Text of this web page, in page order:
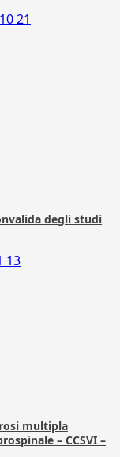
21
degli studi
13
multipla
– CCSVI –